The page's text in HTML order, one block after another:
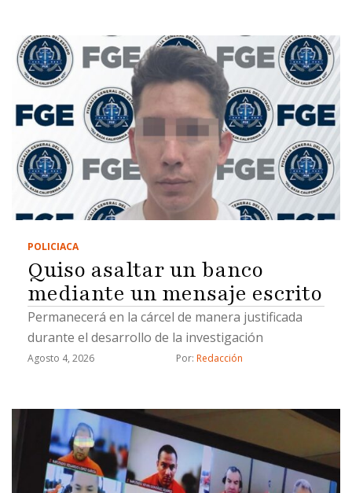
POLICIACA
Quiso asaltar un banco
mediante un mensaje escrito
Permanecerá en la cárcel de manera justificada
durante el desarrollo de la investigación
Agosto 4, 2026 Por: Redacción